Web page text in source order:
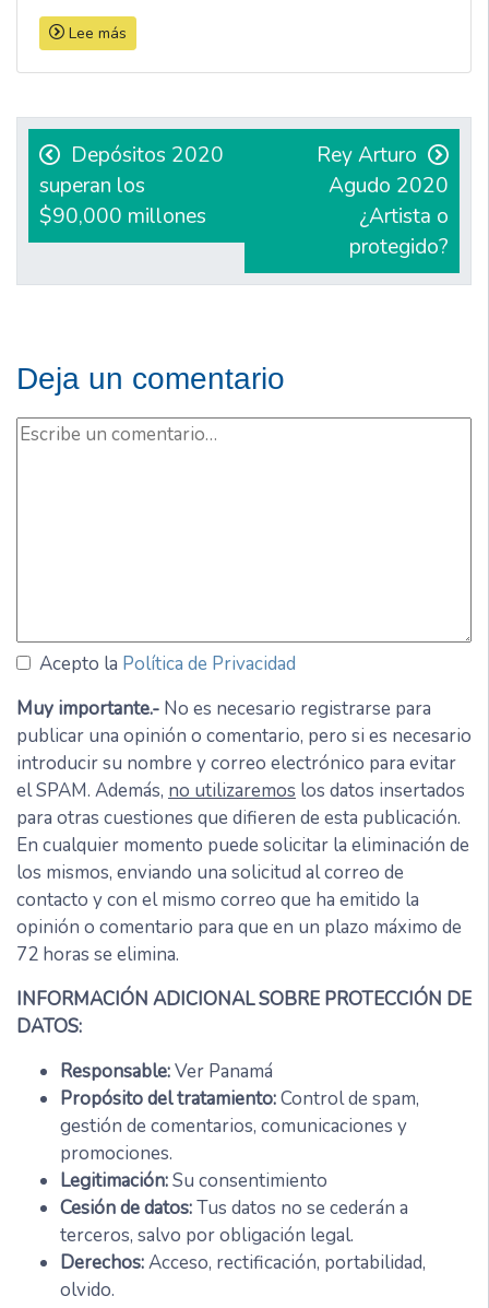
Lee más
Navegación
de
entradas
Depósitos 2020
superan los
$90,000 millones
Rey Arturo
Agudo 2020
¿Artista o
protegido?
Deja un comentario
Acepto la Política de Privacidad
Muy importante.- No es necesario registrarse para
publicar una opinión o comentario, pero si es necesario
introducir su nombre y correo electrónico para evitar
el SPAM. Además, no utilizaremos los datos insertados
para otras cuestiones que difieren de esta publicación.
En cualquier momento puede solicitar la eliminación de
los mismos, enviando una solicitud al correo de
contacto y con el mismo correo que ha emitido la
opinión o comentario para que en un plazo máximo de
72 horas se elimina.
INFORMACIÓN ADICIONAL SOBRE PROTECCIÓN DE
DATOS:
Responsable:Ver Panamá
Propósito del tratamiento:Control de spam,
gestión de comentarios, comunicaciones y
promociones.
Legitimación:Su consentimiento
Cesión de datos:Tus datos no se cederán a
terceros, salvo por obligación legal.
Derechos:Acceso, rectificación, portabilidad,
olvido.